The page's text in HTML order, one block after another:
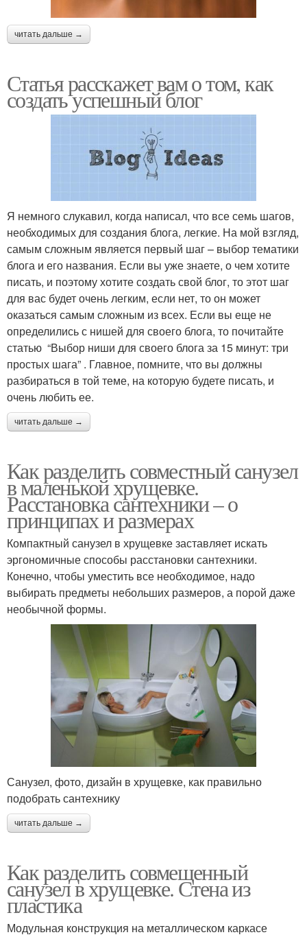
читать дальше →
Статья расскажет вам о том, как
создать успешный блог
Я немного слукавил, когда написал, что все семь шагов,
необходимых для создания блога, легкие. На мой взгляд,
самым сложным является первый шаг – выбор тематики
блога и его названия. Если вы уже знаете, о чем хотите
писать, и поэтому хотите создать свой блог, то этот шаг
для вас будет очень легким, если нет, то он может
оказаться самым сложным из всех. Если вы еще не
определились с нишей для своего блога, то почитайте
статью “Выбор ниши для своего блога за 15 минут: три
простых шага” . Главное, помните, что вы должны
разбираться в той теме, на которую будете писать, и
очень любить ее.
читать дальше →
Как разделить совместный санузел
в маленькой хрущевке.
Расстановка сантехники – о
принципах и размерах
Компактный санузел в хрущевке заставляет искать
эргономичные способы расстановки сантехники.
Конечно, чтобы уместить все необходимое, надо
выбирать предметы небольших размеров, а порой даже
необычной формы.
Санузел, фото, дизайн в хрущевке, как правильно
подобрать сантехнику
читать дальше →
Как разделить совмещенный
санузел в хрущевке. Стена из
пластика
Модульная конструкция на металлическом каркасе